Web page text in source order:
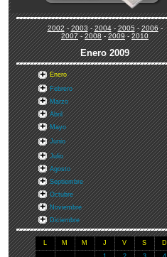
2002-2003-2004-2005-2006-
2007-2008-2009-2010
Enero2009
Enero
Febrero
Marzo
Abril
Mayo
Junio
Julio
Agosto
Septiembre
Octubre
Noviembre
Diciembre
L M M J V S
D